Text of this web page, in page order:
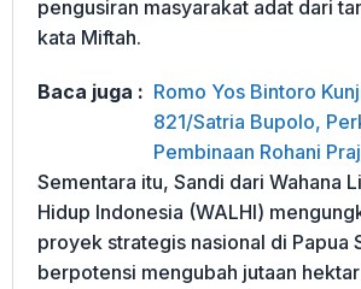
pengusiran masyarakat adat dari
kata Miftah.
Baca juga : Romo Yos Bintoro
821/Satria Bupolo,
Pembinaan Rohani
Sementara itu, Sandi dari Wahana
Hidup Indonesia (WALHI)
proyek strategis nasional di Papua
berpotensi mengubah jutaan